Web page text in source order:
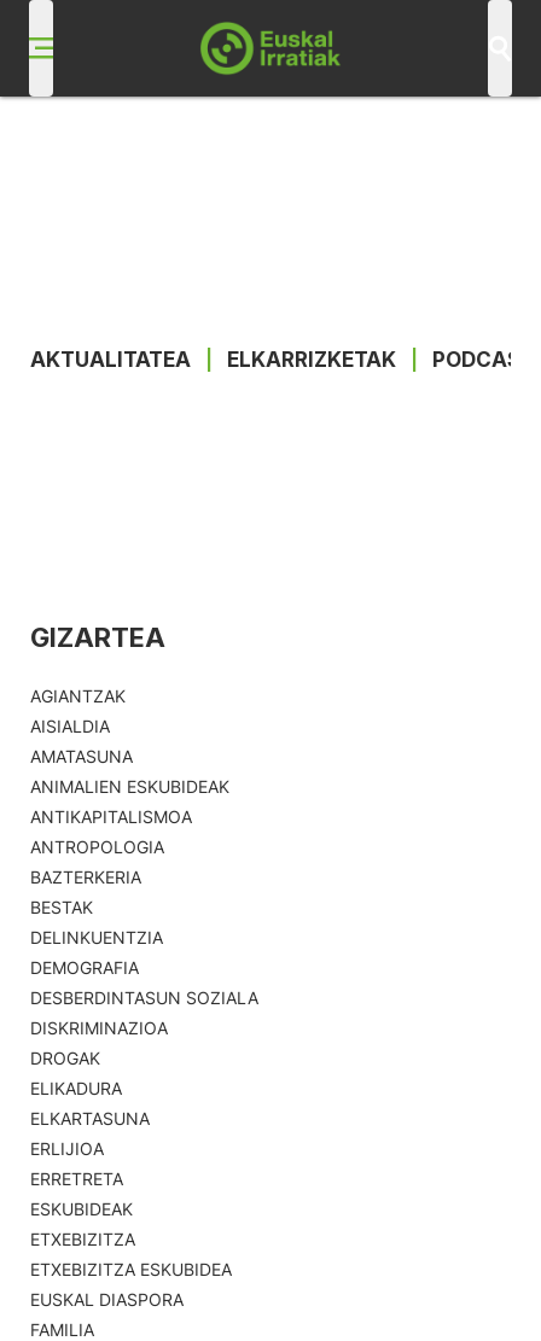
AKTUALITATEA ELKARRIZKETAK
GIZARTEA
AGIANTZAK
AISIALDIA
AMATASUNA
ANIMALIEN ESKUBIDEAK
ANTIKAPITALISMOA
ANTROPOLOGIA
BAZTERKERIA
BESTAK
DELINKUENTZIA
DEMOGRAFIA
DESBERDINTASUN SOZIALA
DISKRIMINAZIOA
DROGAK
ELIKADURA
ELKARTASUNA
ERLIJIOA
ERRETRETA
ESKUBIDEAK
ETXEBIZITZA
ETXEBIZITZA ESKUBIDEA
EUSKAL DIASPORA
FAMILIA